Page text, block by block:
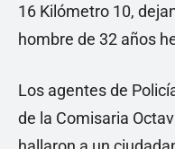
16 Kilómetro 10,
hombre de 32 años
Los agentes de
de la Comisaria